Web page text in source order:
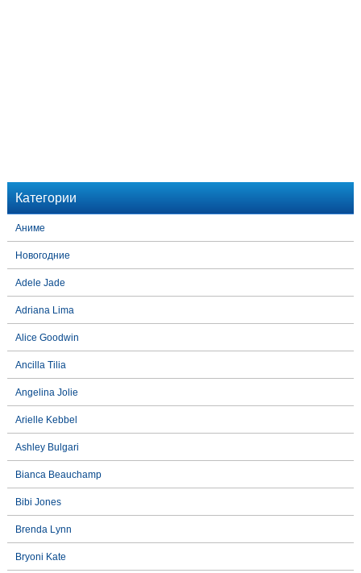
Категории
Аниме
Новогодние
Adele Jade
Adriana Lima
Alice Goodwin
Ancilla Tilia
Angelina Jolie
Arielle Kebbel
Ashley Bulgari
Bianca Beauchamp
Bibi Jones
Brenda Lynn
Bryoni Kate